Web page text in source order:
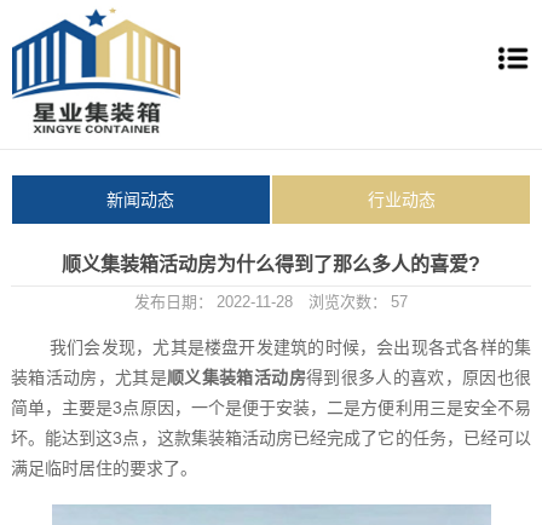
新闻动态 行业动态
顺义集装箱活动房为什么得到了那么多人的喜爱?
发布日期： 2022-11-28 浏览次数： 57
我们会发现，尤其是楼盘开发建筑的时候，会出现各式各样的集
装箱活动房，尤其是顺义集装箱活动房得到很多人的喜欢，原因也很
简单，主要是3点原因，一个是便于安装，二是方便利用三是安全不易
坏。能达到这3点，这款集装箱活动房已经完成了它的任务，已经可以
满足临时居住的要求了。